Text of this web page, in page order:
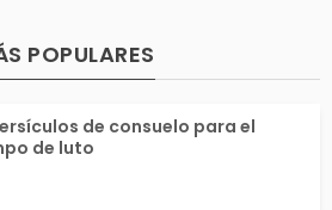
Hac
basa
De hecho,
necesitamos
POPULARES
de consuelo para el
de luto